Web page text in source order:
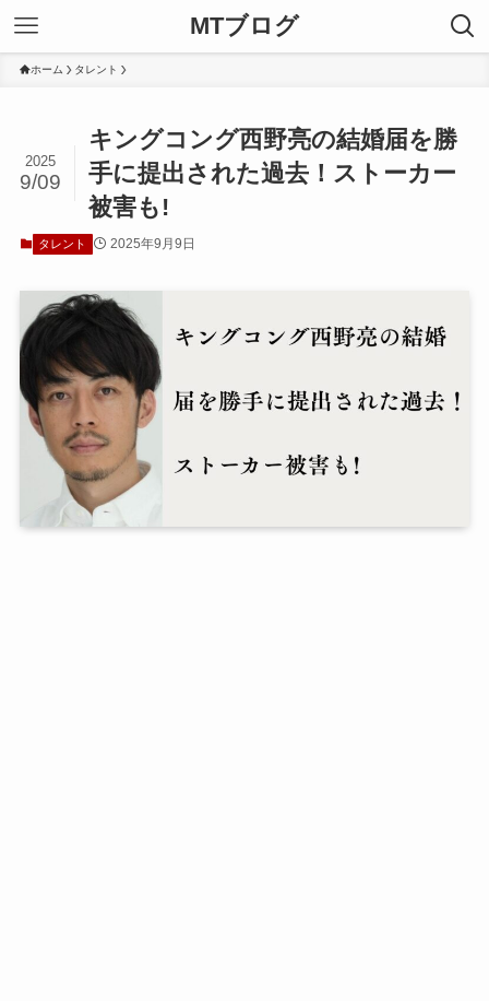
MTブログ
ホーム タレント
キングコング西野亮の結婚届を勝
手に提出された過去！ストーカー
被害も!
2025
9/09
タレント 2025年9月9日